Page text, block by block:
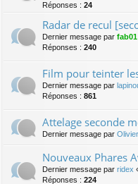
Réponses : 24
Radar de recul
Dernier message par fab01
Réponses : 240
Film pour teinter
Dernier message par
Réponses : 861
Attelage seconde
Dernier message par
Nouveaux Phares
Dernier message par ridex
Réponses : 224